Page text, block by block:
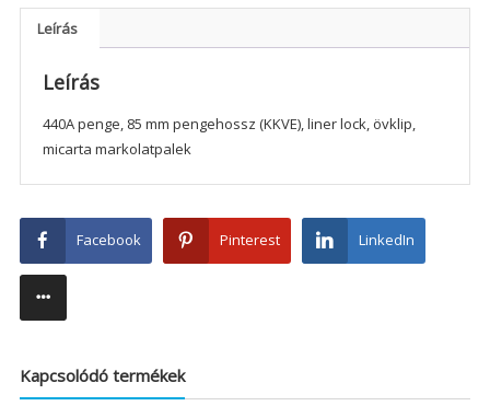
Leírás
Leírás
440A penge, 85 mm pengehossz (KKVE), liner lock, övklip,
micarta markolatpalek
Facebook Pinterest LinkedIn
Kapcsolódó termékek